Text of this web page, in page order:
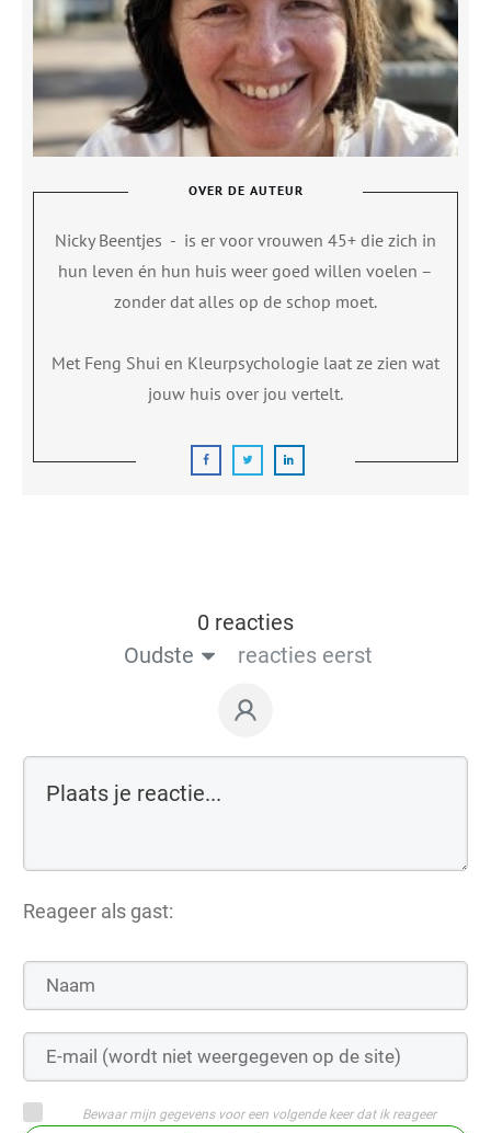
OVER DE AUTEUR
Nicky Beentjes - is er voor vrouwen 45+ die zich in
hun leven én hun huis weer goed willen voelen –
zonder dat alles op de schop moet.
Met Feng Shui en Kleurpsychologie laat ze zien wat
jouw huis over jou vertelt.
0 reacties
Oudste
reacties eerst
Reageer als gast:
Bewaar mijn gegevens voor een volgende keer dat ik reageer